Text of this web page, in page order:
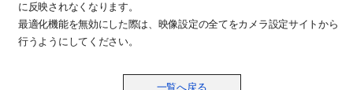
に反映されなくなります。
最適化機能を無効にした際は、映像設定の全てをカメラ設定サイトから
行うようにしてください。
一覧へ戻る